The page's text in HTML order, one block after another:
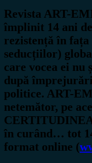
Revista ART-
împlinit 14 ani
rezistență în
seducțiilor)
care vocea ei nu
după
politice. ART-
netemător, pe
în curând… tot
format online (